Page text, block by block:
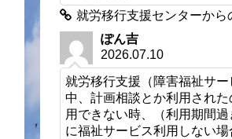
就労移行支援センターから
ぽん吉
2026.07.10
就労移行支援（障害福祉サ
中、計画相談とか利用され
用できない時、（利用期間
に福祉サービス利用しない